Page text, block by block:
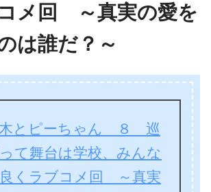
メ回 ～真実の愛を
は誰だ？～
とピーちゃん ８ 巡
て舞台は学校、みんな
くラブコメ回 ～真実